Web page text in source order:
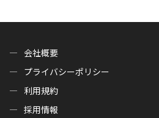
会社概要
プライバシーポリシー
利用規約
採用情報